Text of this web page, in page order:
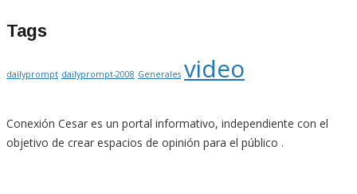
Tags
dailyprompt dailyprompt-2008 Generales video
Conexión Cesar es un portal informativo, independiente con el
objetivo de crear espacios de opinión para el público .